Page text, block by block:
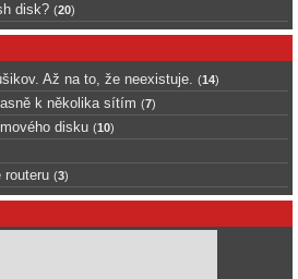
disk? (20)
Až na to, že neexistuje. (14)
k několika sítím (7)
disku (10)
routeru (3)